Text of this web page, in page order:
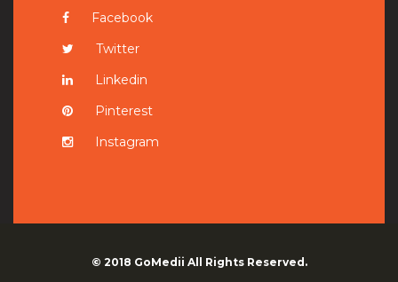
Facebook
Twitter
Linkedin
Pinterest
Instagram
© 2018 GoMedii All Rights Reserved.